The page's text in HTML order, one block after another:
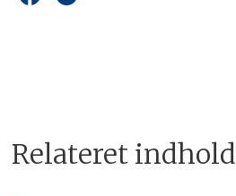
Relateret indhold